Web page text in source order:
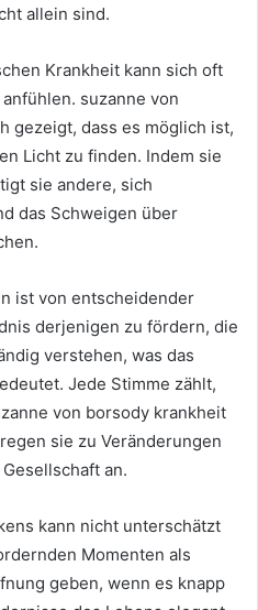
allein sind.
Krankheit kann sich oft
suzanne von
gezeigt, dass es möglich ist,
Licht zu finden. Indem sie
sie andere, sich
das Schweigen über
ist von entscheidender
derjenigen zu fördern, die
verstehen, was das
Jede Stimme zählt,
von borsody krankheit
sie zu Veränderungen
an.
kann nicht unterschätzt
Momenten als
geben, wenn es knapp